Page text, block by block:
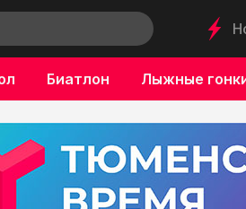
Биатлон Лыжные